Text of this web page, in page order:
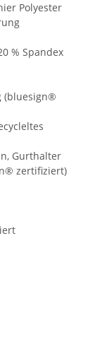
Polyester
% Spandex
(bluesign®
Gurthalter
zertifiziert)